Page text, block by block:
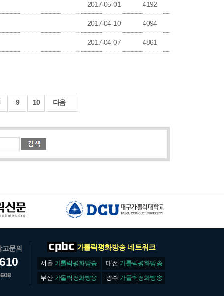
2017-05-01 4192
2017-04-10 4094
2017-04-07 4861
9 10 다음
고문의 가톨릭평화방송 네트워크
서울 가톨릭평화방송 대전 가톨릭평화방송
부산 가톨릭평화방송 광주 가톨릭평화방송